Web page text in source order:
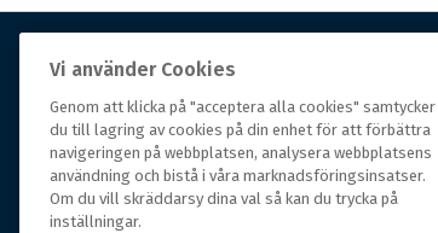
Om Hall Miba
Hall Miba är grossisten som funnits på marknaden i
över 150 år. Från huvudkontoret i småländska Växjö
styrs hela organisationen, som erbjuder prisvärda
produkter till kunder i rörelse.
Vi använder Cookies
Genom att klicka på "acceptera alla cookies" samtycker
du till lagring av cookies på din enhet för att förbättra
navigeringen på webbplatsen, analysera webbplatsens
användning och bistå i våra marknadsföringsinsatser.
Om du vill skräddarsy dina val så kan du trycka på
inställningar.